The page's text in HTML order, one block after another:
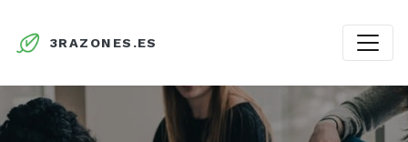
3RAZONES.ES